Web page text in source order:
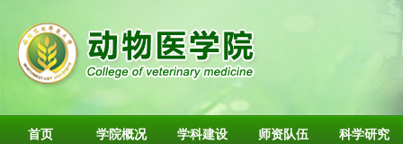
首页 学院概况 学科建设 师资队伍 科学研究